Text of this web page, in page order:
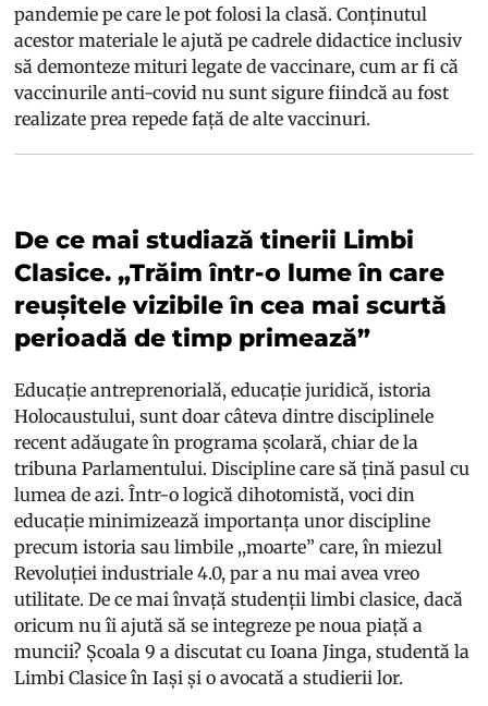
pandemie pe care le pot folosi la clasă. Conținutul
acestor materiale le ajută pe cadrele didactice inclusiv
să demonteze mituri legate de vaccinare, cum ar fi că
vaccinurile anti-covid nu sunt sigure fiindcă au fost
realizate prea repede față de alte vaccinuri.
De ce mai studiază tinerii Limbi
Clasice. „Trăim într-o lume în care
reușitele vizibile în cea mai scurtă
perioadă de timp primează”
Educație antreprenorială, educație juridică, istoria
Holocaustului, sunt doar câteva dintre disciplinele
recent adăugate în programa școlară, chiar de la
tribuna Parlamentului. Discipline care să țină pasul cu
lumea de azi. Într-o logică dihotomistă, voci din
educație minimizează importanța unor discipline
precum istoria sau limbile ,,moarte” care, în miezul
Revoluției industriale 4.0, par a nu mai avea vreo
utilitate. De ce mai învață studenții limbi clasice, dacă
oricum nu îi ajută să se integreze pe noua piață a
muncii? Școala 9 a discutat cu Ioana Jinga, studentă la
Limbi Clasice în Iași și o avocată a studierii lor.